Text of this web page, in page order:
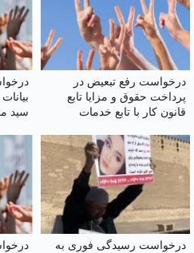
درخواست رفع تبعیض در
پرداخت حقوق و مزایا تابع
قانون کار با تابع خدمات
سید
درخواست رسیدگی فوری به